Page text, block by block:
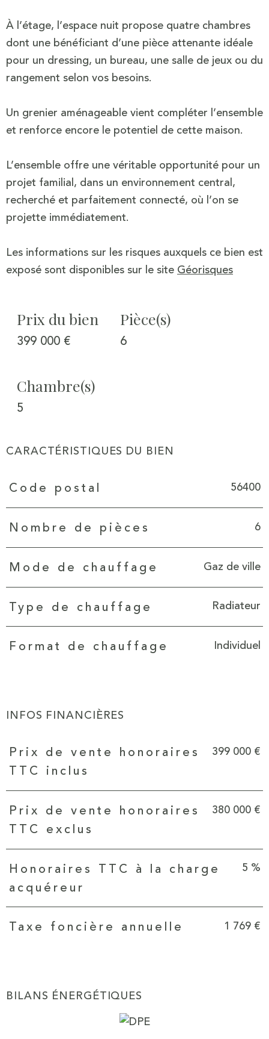
À l’étage, l’espace nuit propose quatre chambres
dont une bénéficiant d’une pièce attenante idéale
pour un dressing, un bureau, une salle de jeux ou du
rangement selon vos besoins.
Un grenier aménageable vient compléter l’ensemble
et renforce encore le potentiel de cette maison.
L’ensemble offre une véritable opportunité pour un
projet familial, dans un environnement central,
recherché et parfaitement connecté, où l’on se
projette immédiatement.
Les informations sur les risques auxquels ce bien est
exposé sont disponibles sur le siteGéorisques
Prix du bien
399 000 €
Pièce(s)
6
Chambre(s)
5
CARACTÉRISTIQUES DU BIEN
Caractéristiques Valeurs
Code postal 56400
Nombre de pièces 6
Mode de chauffage Gaz de ville
Type de chauffage Radiateur
Format de chauffage Individuel
INFOS FINANCIÈRES
Caractéristiques Valeurs
Prix de vente honoraires
TTC inclus
399 000 €
Prix de vente honoraires
TTC exclus
380 000 €
Honoraires TTC à la charge
acquéreur
5 %
Taxe foncière annuelle 1 769 €
BILANS ÉNERGÉTIQUES